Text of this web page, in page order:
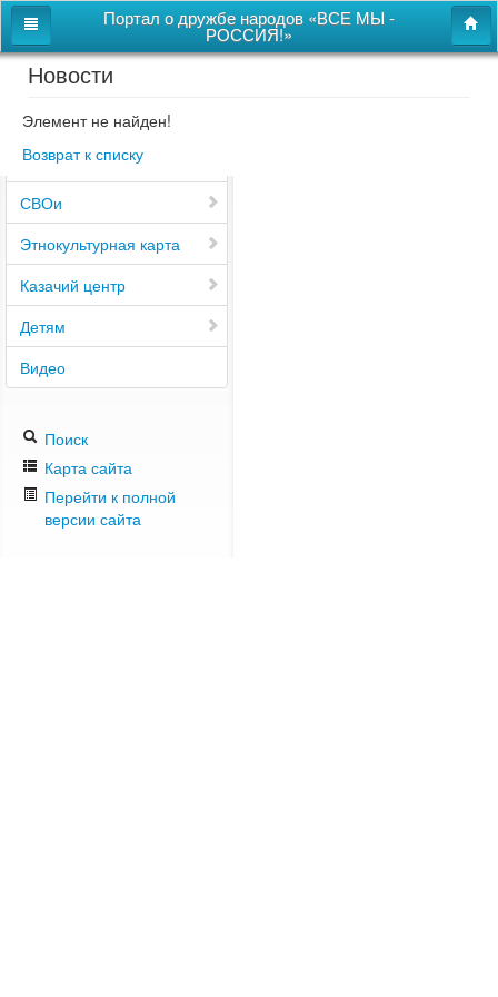
Портал о дружбе народов «ВСЕ МЫ -
РОССИЯ!»
Главная
Дом дружбы народов
Новости
СВОи
Этнокультурная карта
Казачий центр
Детям
Видео
Поиск
Карта сайта
Перейти к полной
версии сайта
Новости
Элемент не найден!
Возврат к списку